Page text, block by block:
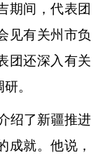
期间，代表团
见有关州市负
团还深入有关
。
绍了新疆推进
成就。他说，